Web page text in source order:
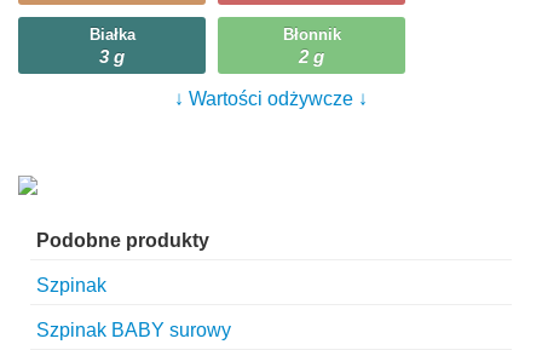
Białka
3 g
Błonnik
2 g
↓ Wartości odżywcze ↓
Podobne produkty
Szpinak
Szpinak BABY surowy